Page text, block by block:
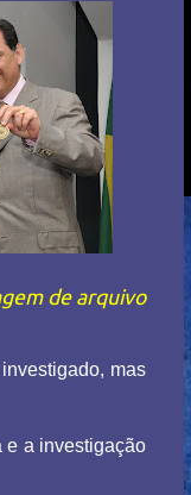
de arquivo
mas
e a investigação